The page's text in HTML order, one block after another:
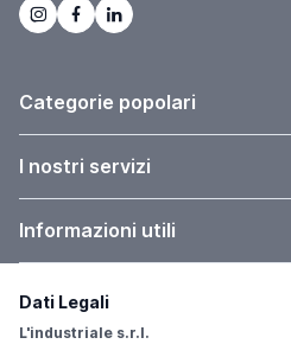
Categorie popolari
I nostri servizi
Informazioni utili
Dati Legali
L'industriale s.r.l.